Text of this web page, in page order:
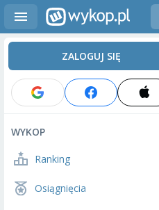
ZALOGUJ SIĘ
WYKOP
Ranking
Osiągnięcia